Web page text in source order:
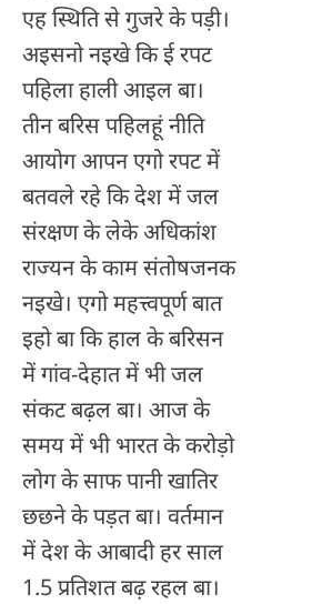
एह स्थिति से गुजरे के पड़ी।
अइसनो नइखे कि ई रपट
पहिला हाली आइल बा।
तीन बरिस पहिलहूं नीति
आयोग आपन एगो रपट में
बतवले रहे कि देश में जल
संरक्षण के लेके अधिकांश
राज्यन के काम संतोषजनक
नइखे। एगो महत्त्वपूर्ण बात
इहो बा कि हाल के बरिसन
में गांव-देहात में भी जल
संकट बढ़ल बा। आज के
समय में भी भारत के करोड़ो
लोग के साफ पानी खातिर
छछने के पड़त बा। वर्तमान
में देश के आबादी हर साल
1.5 प्रतिशत बढ़ रहल बा।